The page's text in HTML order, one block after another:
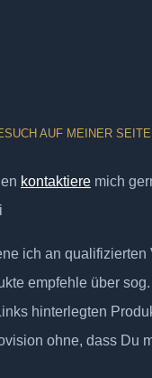
AUF MEINER
kontaktiere mich
ich an qualifizierten
empfehle über
hinterlegten
ohne, dass Du